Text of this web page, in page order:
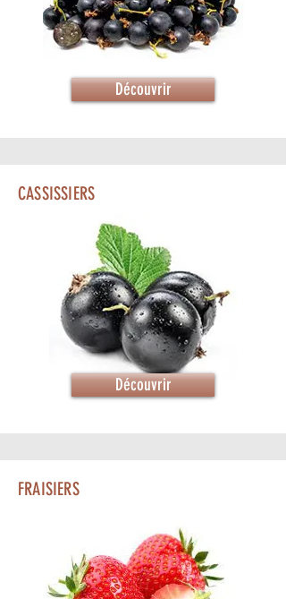
Découvrir
CASSISSIERS
Découvrir
FRAISIERS